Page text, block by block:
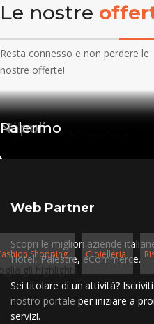
Shopping Gioielleria
gli highlights
Salute e Benessere
Ristorazione
Hotel e B&B
Fashion Shopping
Milano
Roma
Napoli
Palermo
Le nostre
Resta connesso e non perdere le
nostre offerte!
Web Partner
Scopri le migliori aziende
Hotel, Palestre, eCommerce.
Sei titolare di un'attività?
nostro portale per iniziare a
servizi.